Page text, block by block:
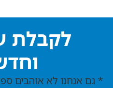
לקבלת
* גם אנחנו לא אוהבים